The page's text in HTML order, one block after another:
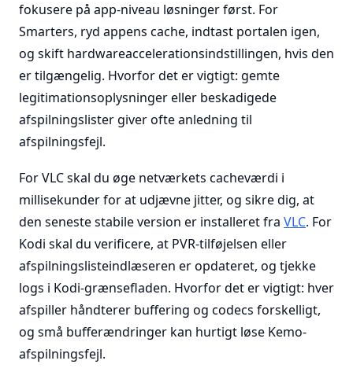
fokusere på app-niveau løsninger først. For
Smarters, ryd appens cache, indtast portalen igen,
og skift hardwareaccelerationsindstillingen, hvis den
er tilgængelig. Hvorfor det er vigtigt: gemte
legitimationsoplysninger eller beskadigede
afspilningslister giver ofte anledning til
afspilningsfejl.
For VLC skal du øge netværkets cacheværdi i
millisekunder for at udjævne jitter, og sikre dig, at
den seneste stabile version er installeret fra VLC. For
Kodi skal du verificere, at PVR-tilføjelsen eller
afspilningslisteindlæseren er opdateret, og tjekke
logs i Kodi-grænsefladen. Hvorfor det er vigtigt: hver
afspiller håndterer buffering og codecs forskelligt,
og små bufferændringer kan hurtigt løse Kemo-
afspilningsfejl.